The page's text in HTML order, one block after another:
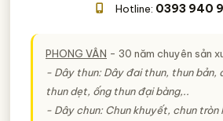
Hotline: 0393 940
PHONG VÂN - 30 năm chuyên sản
- Dây thun: Dây đai thun, thun bản,
thun dẹt, ống thun đại bàng,..
- Dây chun: Chun khuyết, chun